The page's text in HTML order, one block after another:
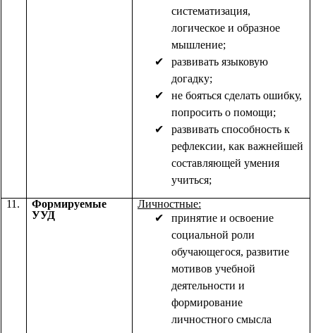
систематизация,
логическое и образное
мышление;
развивать языковую
догадку;
не бояться сделать ошибку,
попросить о помощи;
развивать способность к
рефлексии, как важнейшей
составляющей умения
учиться;
11.
Формируемые
УУД
Личностные:
принятие и освоение
социальной роли
обучающегося, развитие
мотивов учебной
деятельности и
формирование
личностного смысла